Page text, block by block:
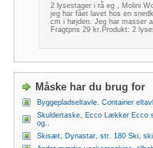
2 lysestager i rå eg , Molini
jeg har fået lavet hos en
cm i højden. Jeg har masser
Fragtpris 29 kr.Produkt: 2
Måske har du brug for
Byggepladseltavle. Container
Skuldertaske, Ecco Lækker Ecco
og..
Skisæt, Dynastar, str. 180 Ski,